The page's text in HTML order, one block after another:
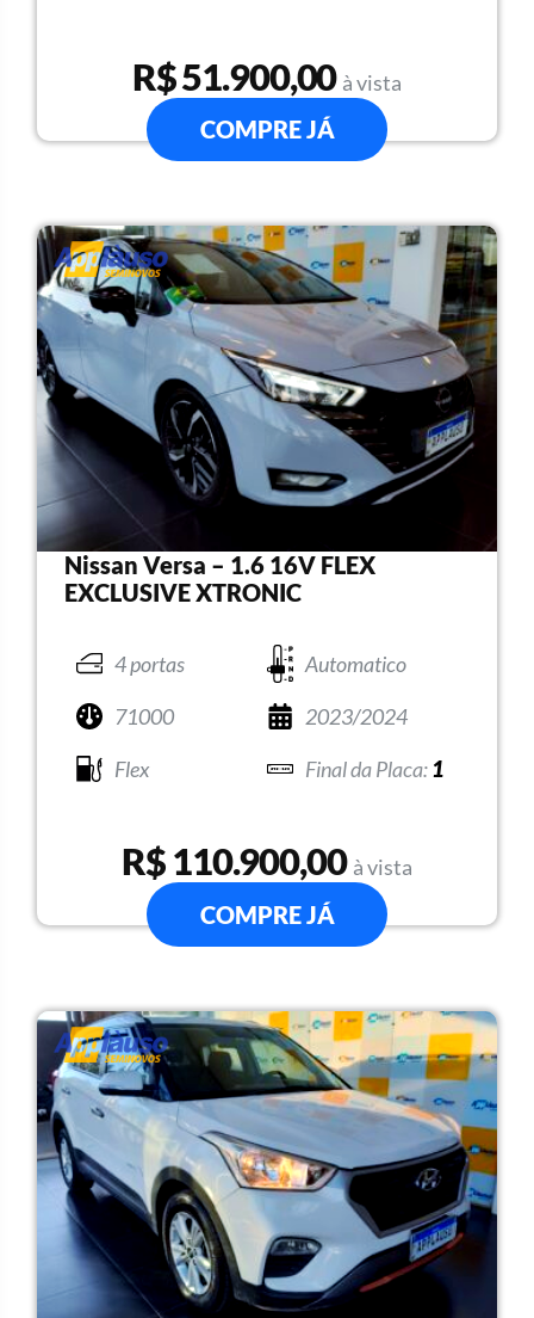
R$ 51.900,00 à vista
COMPRE JÁ
Nissan Versa – 1.6 16V FLEX
EXCLUSIVE XTRONIC
4 portas
Automatico
71000
2023/2024
Flex
1
R$ 110.900,00 à vista
COMPRE JÁ